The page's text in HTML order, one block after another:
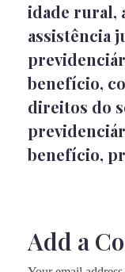
idade rural,
assistência
benefício,
direitos do
benefício,
Add a